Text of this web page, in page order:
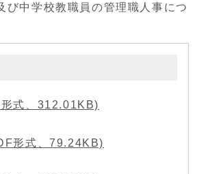
び中学校教職員の管理職人事につ
式、312.01KB)
形式、79.24KB)